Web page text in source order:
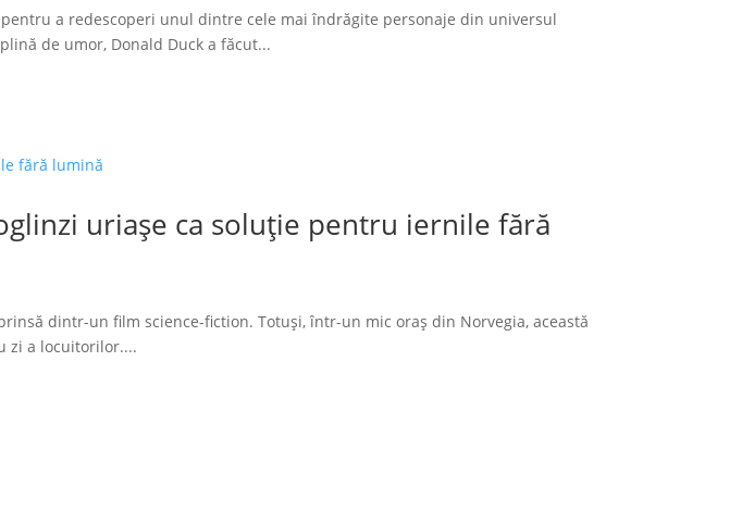
a redescoperi unul dintre cele mai îndrăgite personaje din universul
de umor, Donald Duck a făcut...
uriașe ca soluție pentru iernile fără
dintr-un film science-fiction. Totuși, într-un mic oraș din Norvegia, această
zi a locuitorilor....